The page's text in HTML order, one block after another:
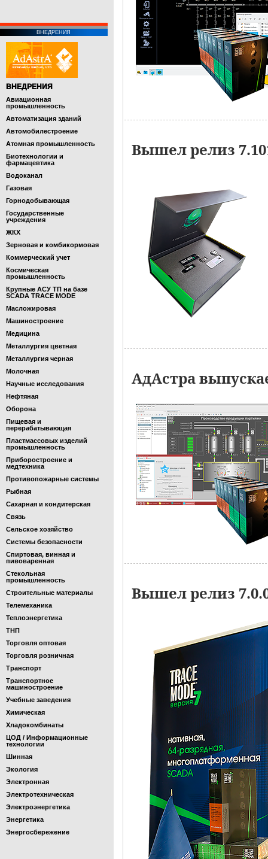
ВНЕДРЕНИЯ
ВНЕДРЕНИЯ
Авиационная
промышленность
Автоматизация зданий
Автомобилестроение
Атомная промышленность
Биотехнологии и
фармацевтика
Водоканал
Газовая
Горнодобывающая
Государственные
учреждения
ЖКХ
Зерновая и комбикормовая
Коммерческий учет
Космическая
промышленность
Крупные АСУ ТП на базе
SCADA TRACE MODE
Масложировая
Машиностроение
Медицина
Металлургия цветная
Металлургия черная
Молочная
Научные исследования
Нефтяная
Оборона
Пищевая и
перерабатывающая
Пластмассовых изделий
промышленность
Приборостроение и
медтехника
Противопожарные системы
Рыбная
Сахарная и кондитерская
Связь
Сельское хозяйство
Системы безопасности
Спиртовая, винная и
пивоваренная
Стекольная
промышленность
Строительные материалы
Телемеханика
Теплоэнергетика
ТНП
Торговля оптовая
Торговля розничная
Транспорт
Транспортное
машиностроение
Учебные заведения
Химическая
Хладокомбинаты
ЦОД / Информационные
технологии
Шинная
Экология
Электронная
Электротехническая
Электроэнергетика
Энергетика
Энергосбережение
Вышел релиз
АдАстра
Вышел релиз